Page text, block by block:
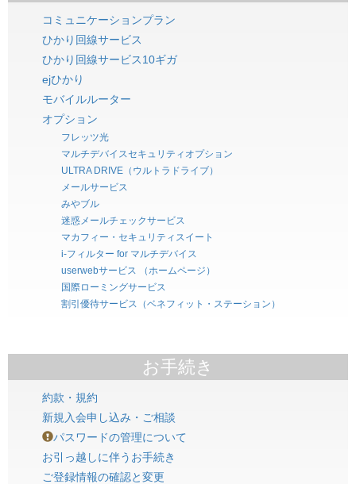
コミュニケーションプラン
ひかり回線サービス
ひかり回線サービス10ギガ
ejひかり
モバイルルーター
オプション
フレッツ光
マルチデバイスセキュリティオプション
ULTRA DRIVE（ウルトラドライブ）
メールサービス
みやブル
迷惑メールチェックサービス
マカフィー・セキュリティスイート
i-フィルター for マルチデバイス
userwebサービス （ホームページ）
国際ローミングサービス
割引優待サービス（ベネフィット・ステーション）
お手続き
約款・規約
新規入会申し込み・ご相談
パスワードの管理について
お引っ越しに伴うお手続き
ご登録情報の確認と変更